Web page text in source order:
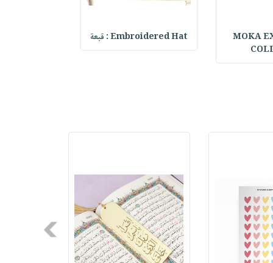
MOKA
Embroidered Hat : قبعة
Next